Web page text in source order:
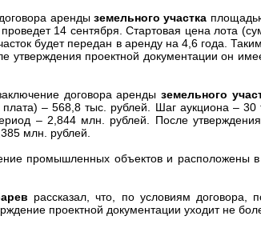
арендыземельного участка
14 сентября. Стартовая цена лота
будет передан в аренду на 4,6 года.
утверждения проектной документации он
договора аренды земельного
– 568,8 тыс. рублей. Шаг аукциона – 30
– 2,844 млн. рублей. После
млн. рублей.
промышленных объектов и расположены в
рассказал, что, по условиям договора,
проектной документации уходит не